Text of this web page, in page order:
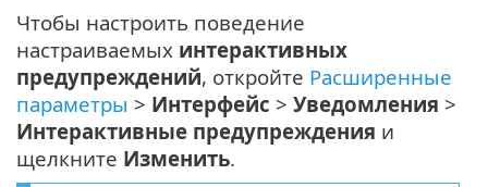
Чтобы настроить поведение
настраиваемых интерактивных
предупреждений, откройте Расширенные
параметры > Интерфейс > Уведомления >
Интерактивные предупреждения и
щелкните Изменить.